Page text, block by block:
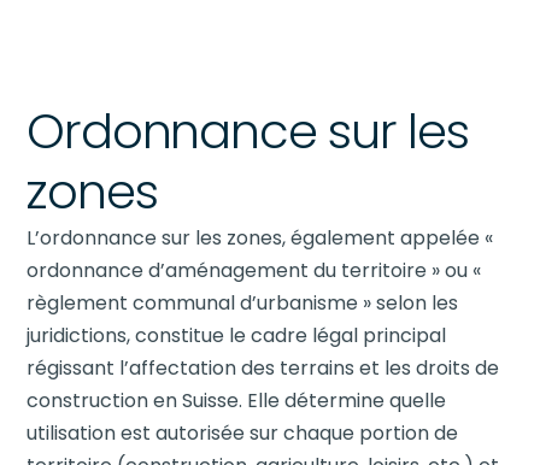
Ordonnance sur les
zones
L’ordonnance sur les zones, également appelée «
ordonnance d’aménagement du territoire » ou «
règlement communal d’urbanisme » selon les
juridictions, constitue le cadre légal principal
régissant l’affectation des terrains et les droits de
construction en Suisse. Elle détermine quelle
utilisation est autorisée sur chaque portion de